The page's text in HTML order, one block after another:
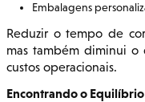
Embalagens
Reduzir o tempo de
mas também diminui o
custos operacionais.
Encontrando o